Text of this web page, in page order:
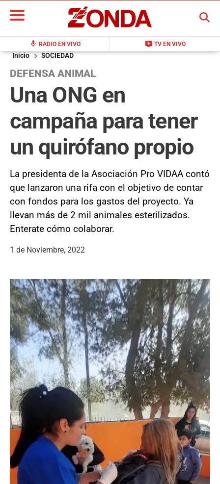
mic RADIO EN VIVO live_tv TV EN VIVO
BUSCAR
Inicio SOCIEDAD
DEFENSA ANIMAL
Una ONG en
campaña para tener
un quirófano propio
La presidenta de la Asociación Pro VIDAA contó
que lanzaron una rifa con el objetivo de contar
con fondos para los gastos del proyecto. Ya
llevan más de 2 mil animales esterilizados.
Enterate cómo colaborar.
1 de Noviembre, 2022